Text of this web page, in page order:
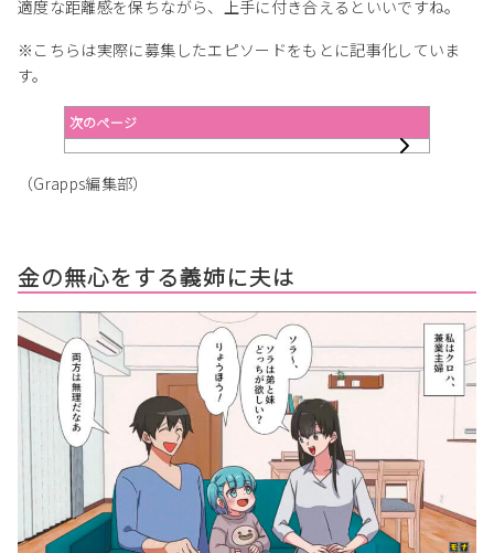
適度な距離感を保ちながら、上手に付き合えるといいですね。
※こちらは実際に募集したエピソードをもとに記事化していま
す。
次のページ
（Grapps編集部）
金の無心をする義姉に夫は